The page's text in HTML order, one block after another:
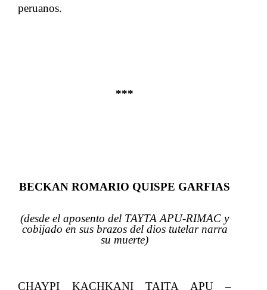
peruanos. ​​
***
BECKAN ROMARIO QUISPE GARFIAS
(desde el aposento del TAYTA APU-RIMAC y
cobijado en sus brazos del dios tutelar narra
su muerte)
CHAYPI KACHKANI TAITA APU –